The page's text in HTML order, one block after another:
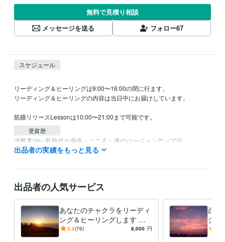
無料で見積り相談
メッセージを送る
フォロー67
スケジュール
リーディング＆ヒーリングは9:00〜16:00の間に行ます。
リーディング＆ヒーリングの内容は当日中にお届けしています。
筋膜リリースLessonは10:00〜21:00まで可能です。
受賞歴
浄整美life~新時代の身体・こころ・魂のバージョンアップ法
認定レイキティーチャー 取得年 : 2020年
得意分野
占い
恋愛・人間関係・過去
出品者の実績をもっと見る
出品者の人気サービス
あなたのチャクラをリーディ
ング＆ヒーリングします 人
生を好転させたい！前進させ
5.0(76) 8,000 円
恋愛
グ&
おい